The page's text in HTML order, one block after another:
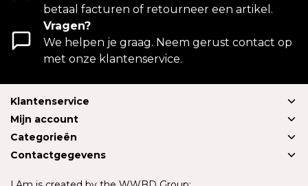
betaal facturen of retourneer een artikel.
Vragen?
We helpen je graag. Neem gerust contact op
met onze klantenservice.
Klantenservice
Mijn account
Categorieën
Contactgegevens